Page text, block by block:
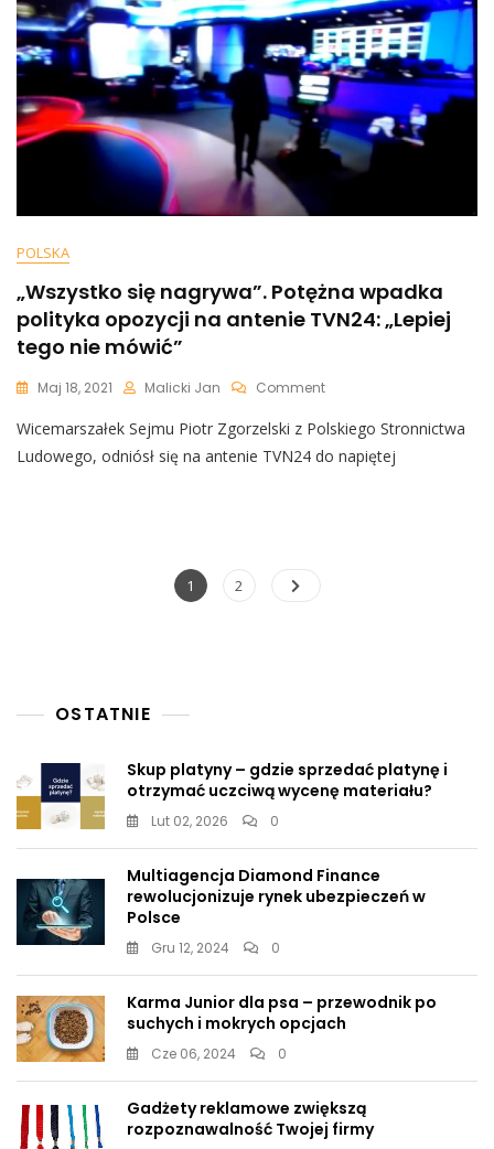
Na
RPO
Adamie
Bodnarze.
Skandaliczna
Reakcja
Opozycji
Na
Gorzkie
Prawdy
POLSKA
„Wszystko się nagrywa”. Potężna wpadka
polityka opozycji na antenie TVN24: „Lepiej
tego nie mówić”
Maj 18, 2021 Malicki Jan CommentOn
Się
Nagrywa”.
Potężna
Wicemarszałek Sejmu Piotr Zgorzelski z Polskiego Stronnictwa
Ludowego, odniósł się na antenie TVN24 do napiętej
Nawigacja
Page
1 Page
2
OSTATNIE
Skup platyny – gdzie sprzedać platynę i
otrzymać uczciwą wycenę materiału?
Lut 02, 2026 0
Multiagencja Diamond Finance
rewolucjonizuje rynek ubezpieczeń w
Polsce
Gru 12, 2024 0
Karma Junior dla psa – przewodnik po
suchych i mokrych opcjach
Cze 06, 2024 0
Gadżety reklamowe zwiększą
rozpoznawalność Twojej firmy